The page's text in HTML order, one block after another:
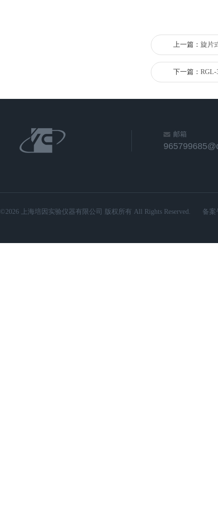
上一篇： 旋片
下一篇： RGL-
邮箱
©2026 上海培因实验仪器有限公司 版权所有 All Rights Reserved. 备案